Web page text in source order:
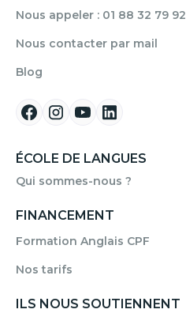
Nous appeler : 01 88 32 79 92
Nous contacter par mail
Blog
ÉCOLE DE LANGUES
Qui sommes-nous ?
FINANCEMENT
Formation Anglais CPF
Nos tarifs
ILS NOUS SOUTIENNENT